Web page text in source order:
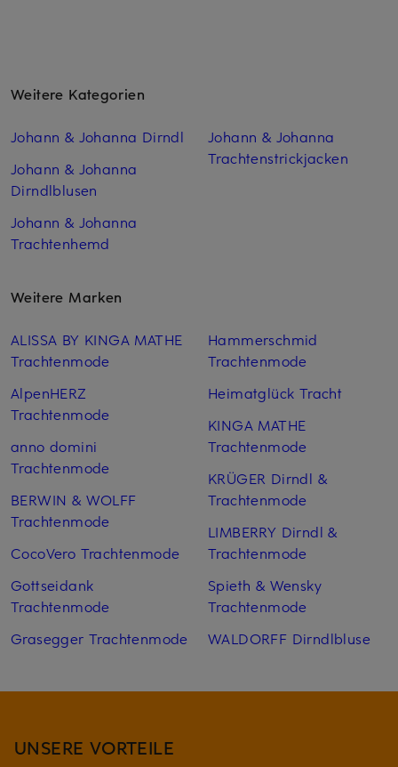
Weitere Kategorien
Johann & Johanna Dirndl
Johann & Johanna
Dirndlblusen
Johann & Johanna
Trachtenhemd
Johann & Johanna
Trachtenstrickjacken
Weitere Marken
ALISSA BY KINGA MATHE
Trachtenmode
AlpenHERZ
Trachtenmode
anno domini
Trachtenmode
BERWIN & WOLFF
Trachtenmode
CocoVero Trachtenmode
Gottseidank
Trachtenmode
Grasegger Trachtenmode
Hammerschmid
Trachtenmode
Heimatglück Tracht
KINGA MATHE
Trachtenmode
KRÜGER Dirndl &
Trachtenmode
LIMBERRY Dirndl &
Trachtenmode
Spieth & Wensky
Trachtenmode
WALDORFF Dirndlbluse
UNSERE VORTEILE